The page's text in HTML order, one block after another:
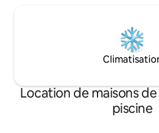
Location de maisons
piscine